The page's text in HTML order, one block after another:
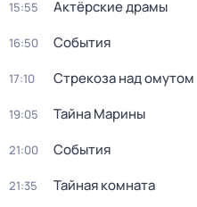
15:55 Актёрские драмы
16:50 События
17:10 Стрекоза над омутом
19:05 Тайна Марины
21:00 События
21:35 Тайная комната